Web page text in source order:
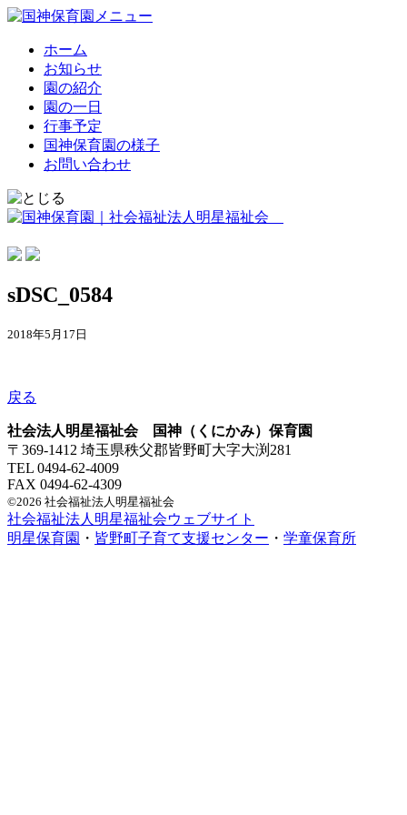
ホーム
お知らせ
園の紹介
園の一日
行事予定
国神保育園の様子
お問い合わせ
sDSC_0584
2018年5月17日
戻る
社会法人明星福祉会 国神（くにかみ）保育園
〒369-1412 埼玉県秩父郡皆野町大字大渕281
TEL 0494-62-4009
FAX 0494-62-4309
©2026 社会福祉法人明星福祉会
社会福祉法人明星福祉会ウェブサイト
明星保育園 ・ 皆野町子育て支援センター ・ 学童保育所